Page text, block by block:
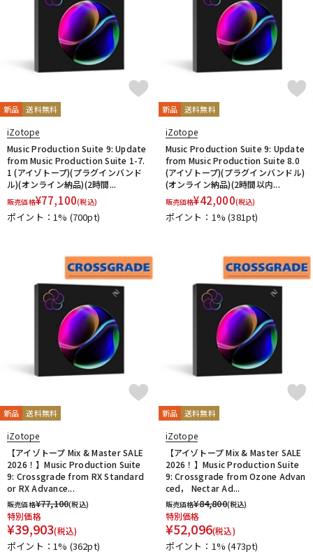
新品 送料無料
iZotope
Music Production Suite 9: Update
from Music Production Suite 1-7.
1 (アイゾトープ)(プラグインバンド
ル)(オンライン納品)(2時間...
販売価格¥77,100(税込)
ポイント：1% (700pt)
新品 送料無料
iZotope
Music Production Suite 9: Update
from Music Production Suite 8.0
(アイゾトープ)(プラグインバンドル)
(オンライン納品)(2時間以内...
販売価格¥42,000(税込)
ポイント：1%(381pt)
新品 送料無料
iZotope
【アイゾトープ Mix & Master SALE
2026！】Music Production Suite
9: Crossgrade from RX Standard
or RX Advance...
販売価格¥77,100(税込)
特別価格
¥39,903(税込)
ポイント：1% (362pt)
新品 送料無料
iZotope
【アイゾトープ Mix & Master SALE
2026！】Music Production Suite
9: Crossgrade from Ozone Advan
ced， Nectar Ad...
販売価格¥84,800(税込)
特別価格
¥52,096(税込)
ポイント：1%(473pt)